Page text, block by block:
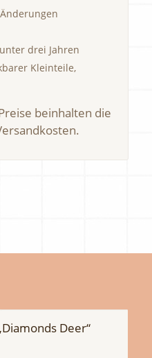
drei Jahren
Kleinteile,
beinhalten die
Deer“